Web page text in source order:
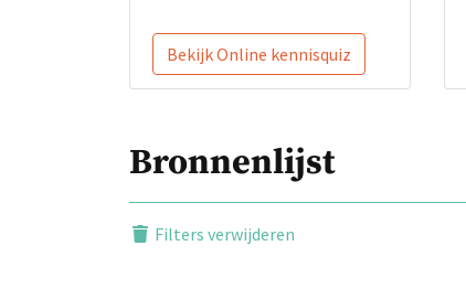
Bekijk Online kennisquiz
Bronnenlijst
Filters verwijderen